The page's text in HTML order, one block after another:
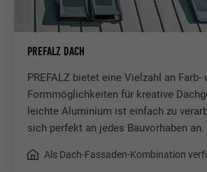
PREFALZ DACH
PREFALZ bietet eine Vielzahl an Farb-
Formmöglichkeiten für kreative
leichte Aluminium ist einfach zu
sich perfekt an jedes Bauvorhaben an.
Als Dach-Fassaden-Kombination